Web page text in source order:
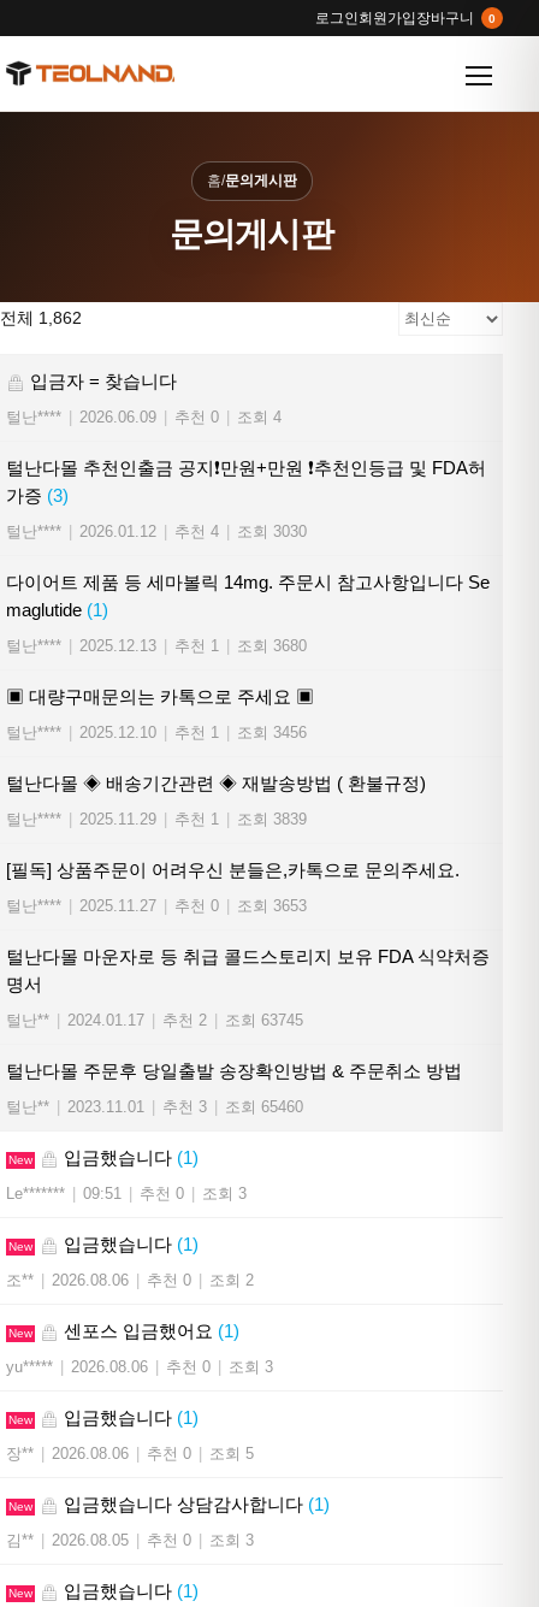
로그인회원가입장바구니 0
홈/문의게시판
문의게시판
전체 1,862
입금자 = 찾습니다
털난**** 2026.06.09 추천 0 조회 4
털난다몰 추천인출금 공지❗만원+만원 ❗추천인등급 및 FDA허
가증 (3)
털난**** 2026.01.12 추천 4 조회 3030
다이어트 제품 등 세마볼릭 14mg. 주문시 참고사항입니다 Se
maglutide (1)
털난**** 2025.12.13 추천 1 조회 3680
▣ 대량구매문의는 카톡으로 주세요 ▣
털난**** 2025.12.10 추천 1 조회 3456
털난다몰 ◈ 배송기간관련 ◈ 재발송방법 ( 환불규정)
털난**** 2025.11.29 추천 1 조회 3839
[필독] 상품주문이 어려우신 분들은,카톡으로 문의주세요.
털난**** 2025.11.27 추천 0 조회 3653
털난다몰 마운자로 등 취급 콜드스토리지 보유 FDA 식약처증
명서
털난** 2024.01.17 추천 2 조회 63745
털난다몰 주문후 당일출발 송장확인방법 & 주문취소 방법
털난** 2023.11.01 추천 3 조회 65460
New 입금했습니다 (1)
Le******* 09:51 추천 0 조회 3
New 입금했습니다 (1)
조** 2026.08.06 추천 0 조회 2
New 센포스 입금했어요 (1)
yu***** 2026.08.06 추천 0 조회 3
New 입금했습니다 (1)
장** 2026.08.06 추천 0 조회 5
New 입금했습니다 상담감사합니다 (1)
김** 2026.08.05 추천 0 조회 3
New 입금했습니다 (1)